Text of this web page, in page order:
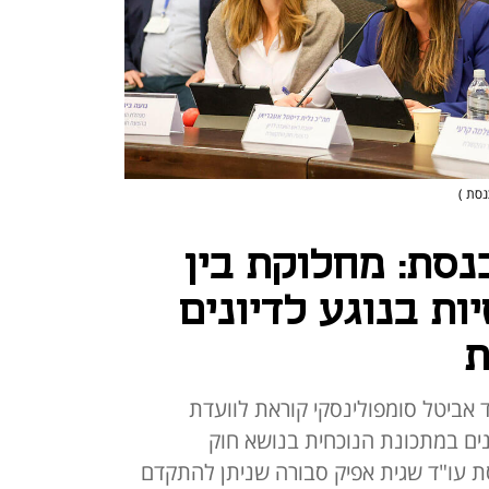
)
מחלוקת בין
בנוגע לדיונים
סומפולינסקי קוראת לוועדת
במתכונת הנוכחית בנושא חוק
עו"ד שגית אפיק סבורה שניתן להתקדם